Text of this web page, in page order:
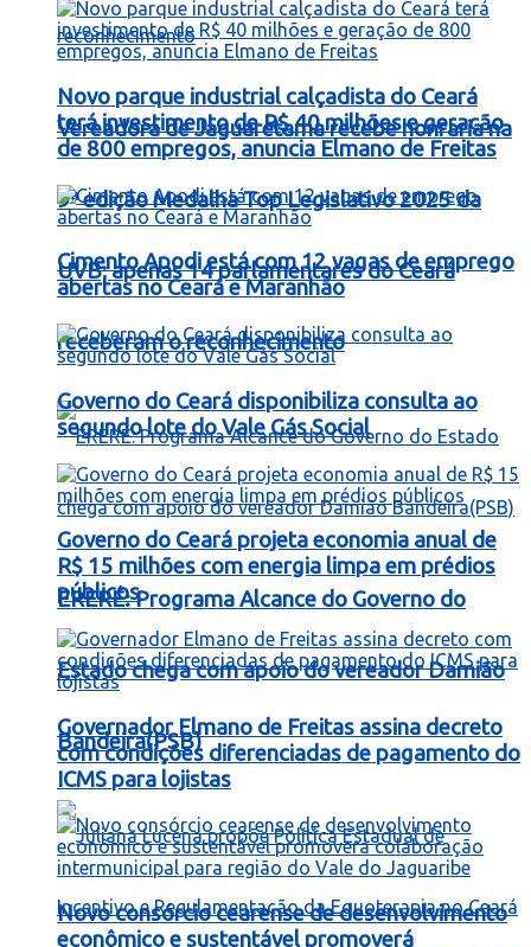
Vereadora de Jaguaretama recebe honraria na
9ª edição Medalha Top Legislativo 2025 da
UVB; apenas 14 parlamentares do Ceará
receberam o reconhecimento
ERERÉ: Programa Alcance do Governo do
Estado chega com apoio do vereador Damião
Bandeira(PSB)
Novo parque industrial calçadista do Ceará
terá investimento de R$ 40 milhões e geração
de 800 empregos, anuncia Elmano de Freitas
Cimento Apodi está com 12 vagas de emprego
abertas no Ceará e Maranhão
Governo do Ceará disponibiliza consulta ao
segundo lote do Vale Gás Social
Governo do Ceará projeta economia anual de
R$ 15 milhões com energia limpa em prédios
públicos
Governador Elmano de Freitas assina decreto
com condições diferenciadas de pagamento do
ICMS para lojistas
Novo consórcio cearense de desenvolvimento
econômico e sustentável promoverá